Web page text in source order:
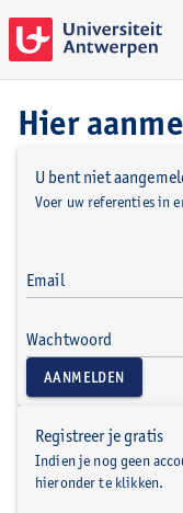
Hier
U bent niet
Voer uw referenties in
Email
Wachtwoord
AANMELDEN
Registreer je gratis
Indien je nog geen
hieronder te klikken.